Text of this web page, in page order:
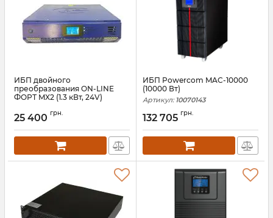
ИБП двойного
преобразования ON-LINE
ФОРТ MX2 (1.3 кВт, 24V)
25 400 грн.
ИБП Powercom MAC-10000
(10000 Вт)
Артикул: 10070143
132 705 грн.